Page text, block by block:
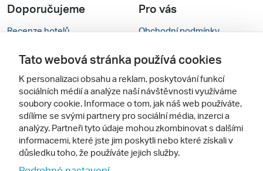
Doporučujeme
Recenze hotelů
Rady na cestu
Cestovní kanceláře
Zájazdy.sk
Pro vás
Obchodní podmínky
Kontakty
Nastavení cookies
Mobilní verze webu
Sledujte nás
Tato webová stránka používá cookies
K personalizaci obsahu a reklam, poskytování funkcí
sociálních médií a analýze naší návštěvnosti využíváme
soubory cookie. Informace o tom, jak náš web používáte,
sdílíme se svými partnery pro sociální média, inzerci a
analýzy. Partneři tyto údaje mohou zkombinovat s dalšími
informacemi, které jste jim poskytli nebo které získali v
důsledku toho, že používáte jejich služby.